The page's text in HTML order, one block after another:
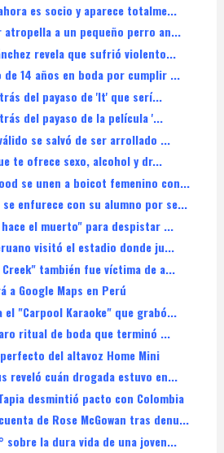
es socio y aparece totalme...
atropella a un pequeño perro an...
revela que sufrió violento...
de 14 años en boda por cumplir ...
del payaso de 'It' que serí...
del payaso de la película '...
se salvó de ser arrollado ...
te ofrece sexo, alcohol y dr...
se unen a boicot femenino con...
se enfurece con su alumno por se...
el muerto" para despistar ...
visitó el estadio donde ju...
también fue víctima de a...
a Google Maps en Perú
el "Carpool Karaoke" que grabó...
ritual de boda que terminó ...
del altavoz Home Mini
reveló cuán drogada estuvo en...
desmintió pacto con Colombia
de Rose McGowan tras denu...
sobre la dura vida de una joven...